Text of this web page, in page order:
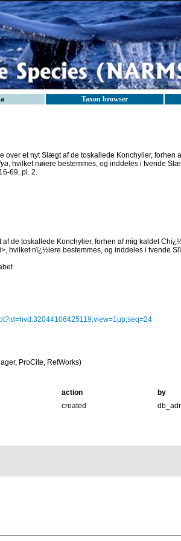
Taxon browser
over et nyt Slægt af de toskallede Konchylier, forhen
, hvilket nøiere bestemmes, og inddeles i tvende
69, pl. 2.
de toskallede Konchylier, forhen af mig kaldet
hvilket nï¿½iere bestemmes, og inddeles i tvende
ProCite, RefWorks)
action
by
created